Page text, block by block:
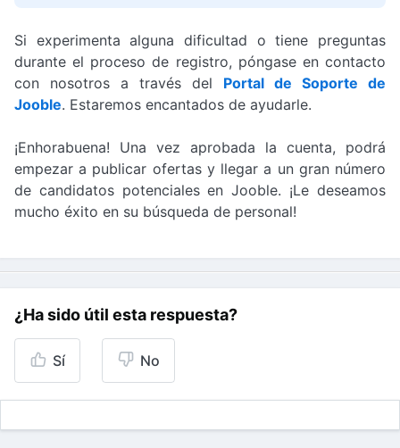
Si experimenta alguna dificultad o tiene preguntas
durante el proceso de registro, póngase en contacto
con nosotros a través del Portal de Soporte de
Jooble. Estaremos encantados de ayudarle.
¡Enhorabuena! Una vez aprobada la cuenta, podrá
empezar a publicar ofertas y llegar a un gran número
de candidatos potenciales en Jooble. ¡Le deseamos
mucho éxito en su búsqueda de personal!
¿Ha sido útil esta respuesta?
Sí No